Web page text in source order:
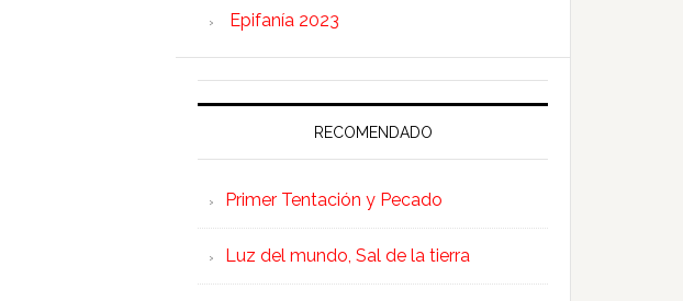
Epifanía 2023
RECOMENDADO
Primer Tentación y Pecado
Luz del mundo, Sal de la tierra